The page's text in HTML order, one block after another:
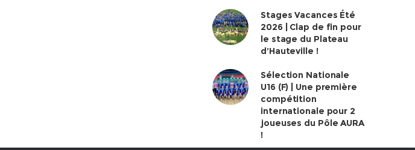
Stages Vacances Été
2026 | Clap de fin pour
le stage du Plateau
d’Hauteville !
Sélection Nationale
U16 (F) | Une première
compétition
internationale pour 2
joueuses du Pôle AURA
!